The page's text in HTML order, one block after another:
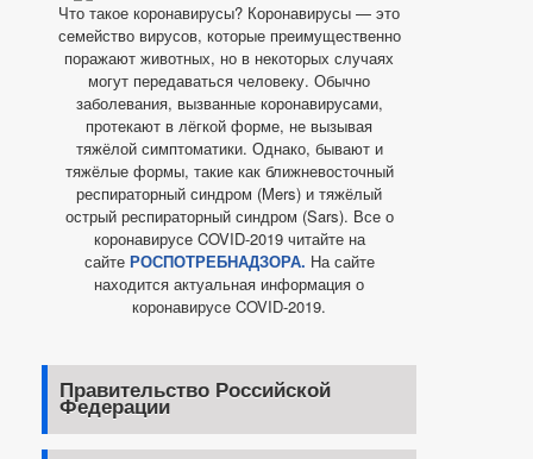
Что такое коронавирусы? Коронавирусы — это
семейство вирусов, которые преимущественно
поражают животных, но в некоторых случаях
могут передаваться человеку. Обычно
заболевания, вызванные коронавирусами,
протекают в лёгкой форме, не вызывая
тяжёлой симптоматики. Однако, бывают и
тяжёлые формы, такие как ближневосточный
респираторный синдром (Mers) и тяжёлый
острый респираторный синдром (Sars). Все о
коронавирусе COVID-2019 читайте на
сайте РОСПОТРЕБНАДЗОРА. На сайте
находится актуальная информация о
коронавирусе COVID-2019.
Правительство Российской
Федерации